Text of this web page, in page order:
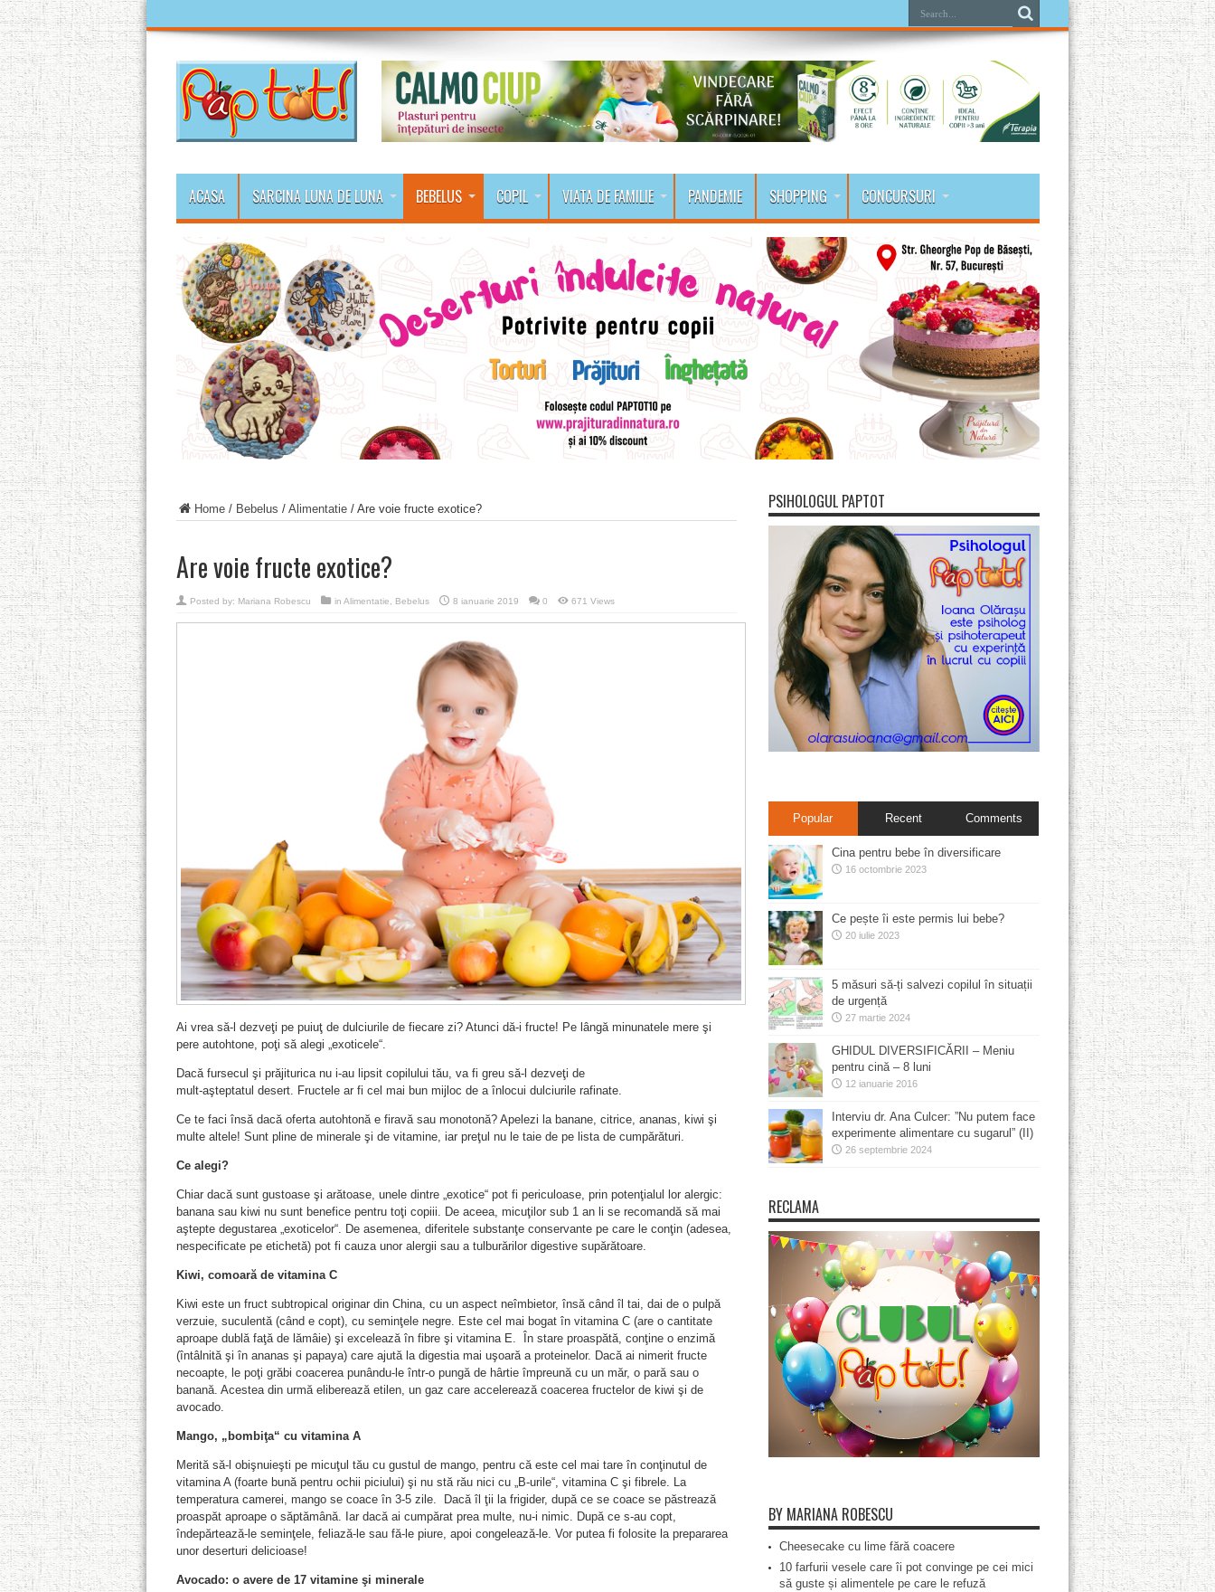
ACASA SARCINA LUNA DE LUNA BEBELUS COPIL VIATA DE FAMILIE PANDEMIE SHOPPING CONCURSURI
Home/ Bebelus / Alimentatie/ Are voie fructe exotice?
Are voie fructe exotice?
Posted by: Mariana Robescu in Alimentatie Bebelus 8 ianuarie 2019 0 671 Views
Ai vrea să-l dezveţi pe puiuţ de dulciurile de fiecare zi? Atunci dă-i fructe! Pe lângă minunatele mere şi
pere autohtone, poţi să alegi „exoticele“.
Dacă fursecul şi prăjiturica nu i-au lipsit copilului tău, va fi greu să-l dezveţi de
mult-aşteptatul desert. Fructele ar fi cel mai bun mijloc de a înlocui dulciurile rafinate.
Ce te faci însă dacă oferta autohtonă e firavă sau monotonă? Apelezi la banane, citrice, ananas, kiwi şi
multe altele! Sunt pline de minerale şi de vitamine, iar preţul nu le taie de pe lista de cumpărături.
Ce alegi?
Chiar dacă sunt gustoase şi arătoase, unele dintre „exotice“ pot fi periculoase, prin potenţialul lor alergic:
banana sau kiwi nu sunt benefice pentru toţi copiii. De aceea, micuţilor sub 1 an li se recomandă să mai
aştepte degustarea „exoticelor“. De asemenea, diferitele substanţe conservante pe care le conţin (adesea,
nespecificate pe etichetă) pot fi cauza unor alergii sau a tulburărilor digestive supărătoare.
Kiwi, comoară de vitamina C
Kiwi este un fruct subtropical originar din China, cu un aspect neîmbietor, însă când îl tai, dai de o pulpă
verzuie, suculentă (când e copt), cu seminţele negre. Este cel mai bogat în vitamina C (are o cantitate
aproape dublă faţă de lămâie) şi excelează în fibre şi vitamina E. În stare proaspătă, conţine o enzimă
(întâlnită şi în ananas şi papaya) care ajută la digestia mai uşoară a proteinelor. Dacă ai nimerit fructe
necoapte, le poţi grăbi coacerea punându-le într-o pungă de hârtie împreună cu un măr, o pară sau o
banană. Acestea din urmă eliberează etilen, un gaz care accelerează coacerea fructelor de kiwi şi de
avocado.
Mango, „bombiţa“ cu vitamina A
Merită să-l obişnuieşti pe micuţul tău cu gustul de mango, pentru că este cel mai tare în conţinutul de
vitamina A (foarte bună pentru ochii piciului) şi nu stă rău nici cu „B-urile“, vitamina C şi fibrele. La
temperatura camerei, mango se coace în 3-5 zile. Dacă îl ţii la frigider, după ce se coace se păstrează
proaspăt aproape o săptămână. Iar dacă ai cumpărat prea multe, nu-i nimic. După ce s-au copt,
îndepărtează-le seminţele, feliază-le sau fă-le piure, apoi congelează-le. Vor putea fi folosite la prepararea
unor deserturi delicioase!
Avocado: o avere de 17 vitamine şi minerale
PSIHOLOGUL PAPTOT
Popular Recent Comments
Cina pentru bebe în diversificare
16 octombrie 2023
Ce pește îi este permis lui bebe?
20 iulie 2023
5 măsuri să-ți salvezi copilul în situații
de urgență
27 martie 2024
GHIDUL DIVERSIFICĂRII – Meniu
pentru cină – 8 luni
12 ianuarie 2016
Interviu dr. Ana Culcer: ”Nu putem face
experimente alimentare cu sugarul” (II)
26 septembrie 2024
RECLAMA
BY MARIANA ROBESCU
Cheesecake cu lime fără coacere
10 farfurii vesele care îi pot convinge pe cei mici
să guste și alimentele pe care le refuză